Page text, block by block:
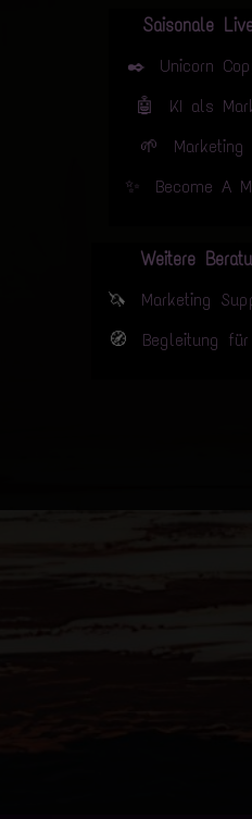
Saisonale
✒️
Unicorn
🤖 KI als
🌱
✨ Become A
Weitere
🦄
Marketing
🧭 Begleitung